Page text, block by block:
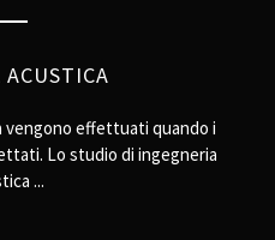
vengono effettuati quando i
Lo studio di ingegneria
...